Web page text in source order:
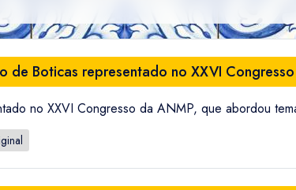
de Boticas representado no XXVI
no XXVI Congresso da ANMP, que abordou